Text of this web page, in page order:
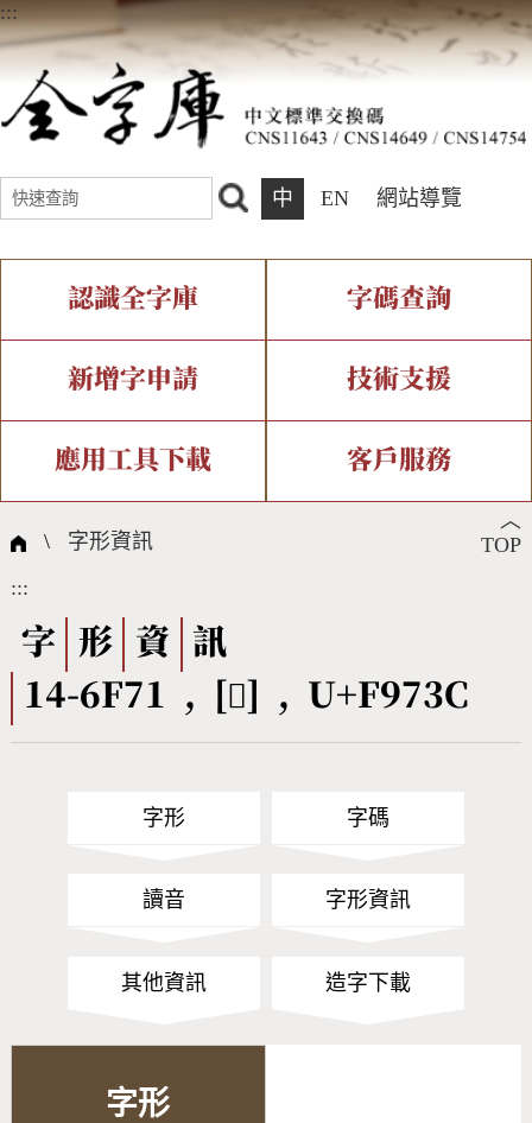
:::
中 EN 網站導覽
認識全字庫
全字庫介紹 全字庫現況
中文碼介紹 專有名詞介紹
國際字碼相關組織
字碼查詢
IDS查詢 部件查詢
複合查詢 注音查詢
筆畫查詢
筆順序查詢
CNS查詢 Unicode查詢
新增字申請
新字申請處理流程
技術支援
字形即時顯示 造字解決方案
全字庫授權 轉碼Web Service
應用工具下載
個人電腦造字處理工具
字形下載
客戶服務
問題集
熱門查詢統計
︿
TOP
\ 字形資訊
:::
字 形 資
訊
14-6F71 , [󹜼] , U+F973C
字形 字碼
讀音 字形資訊
其他資訊 造字下載
字形